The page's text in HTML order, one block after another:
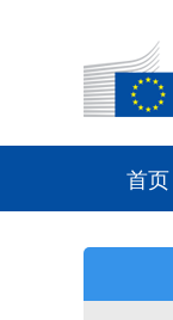
首页